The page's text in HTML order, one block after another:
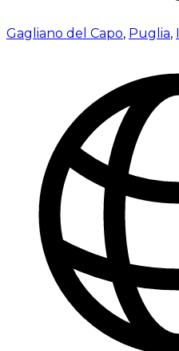
Gagliano del Capo, Puglia,